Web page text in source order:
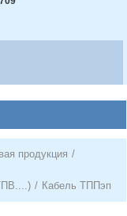
продукция /
/ Кабель ТППэп